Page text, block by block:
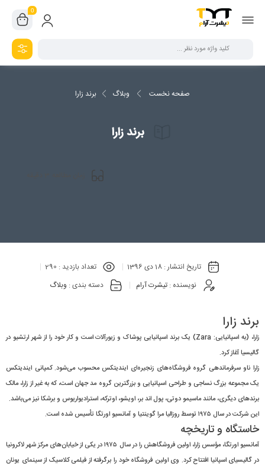
0
صفحه نخست وبلاگ برند زارا
برند زارا
تاریخ انتشار : 18 دی 1396 تعداد بازدید : 290
نویسنده : تیشرت آرام دسته بندی : وبلاگ
برند زارا
زارا، (به اسپانیایی: Zara) یک برند اسپانیایی پوشاک و زیورآلات است و کار خود را از شهر ارتشیو در
گالیسیا آغاز کرد.
زارا ناو سرفرماندهی گروه فروشگاه‌های زنجیره‌ای ایندیتکس محسوب می‌شود. کمپانی ایندیتکس
یک مجموعه بزرگ نساجی و طراحی اسپانیایی و بزرگترین گروه مد جهان است، که به غیر از زارا، مالک
برندهای دیگری، مانند ماسیمو دوتی، پول اند بر، اویشو، اوترکه، استرادیواریوس و برشکا نیز می‌باشد.
این شرکت در سال ۱۹۷۵ توسط روزالیا مرا گوینتیا و آمانسیو اورتگا تأسیس شده است.
خاستگاه و تاریخچه
آمانسیو اورتگا، مؤسس زارا، اولین فروشگاهش را در سال ۱۹۷۵ در یکی از خیابان‌های مرکز شهر لاکرونیا
در گالیسیای اسپانیا افتتاح کرد. وی اولین فروشگاه خود را برگرفته از فیلمی کلاسیک از سینمای یونان